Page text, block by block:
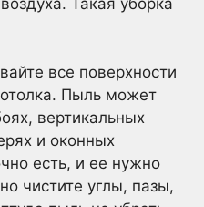
все поверхности
Пыль может
вертикальных
и оконных
есть, и ее нужно
чистите углы, пазы,